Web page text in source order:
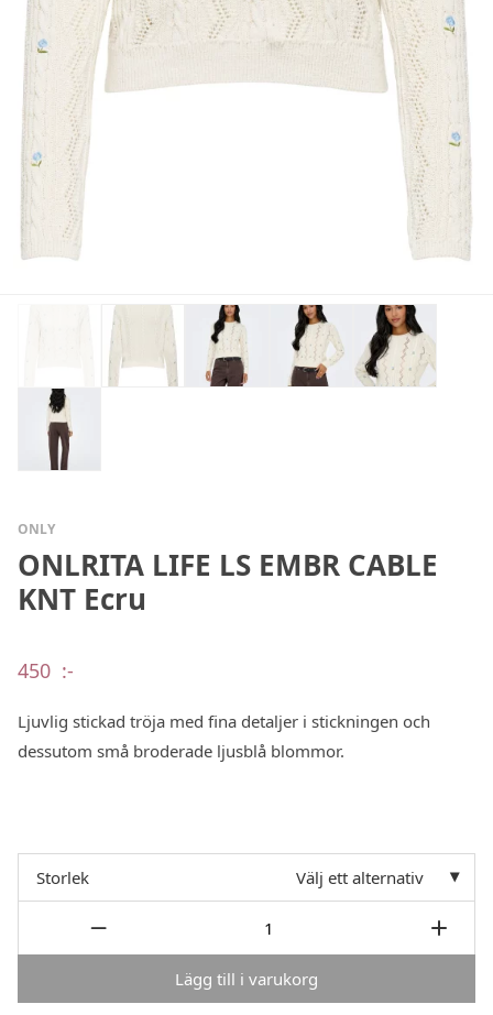
ONLY
ONLRITA LIFE LS EMBR CABLE
KNT Ecru
450 :-
Ljuvlig stickad tröja med fina detaljer i stickningen och
dessutom små broderade ljusblå blommor.
Storlek Välj ett alternativ
Lägg till i varukorg